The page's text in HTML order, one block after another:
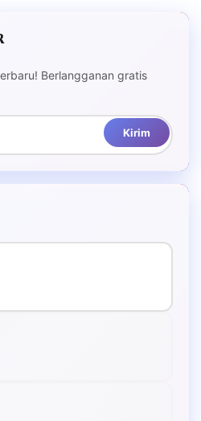
Berlangganan gratis
Kirim